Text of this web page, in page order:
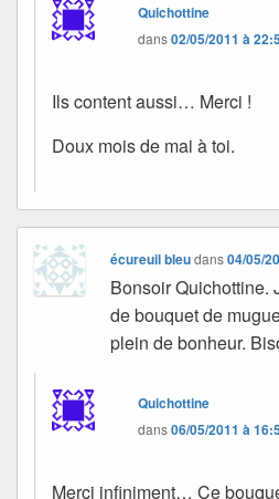
Quichottine
dans02/05/2011 à
Ils content aussi… Merci !
Doux mois de mai à toi.
écureuil bleudans04/05/
Bonsoir Quichottine.
de bouquet de
plein de bonheur.
Quichottine
dans06/05/2011 à
Merci infiniment… Ce